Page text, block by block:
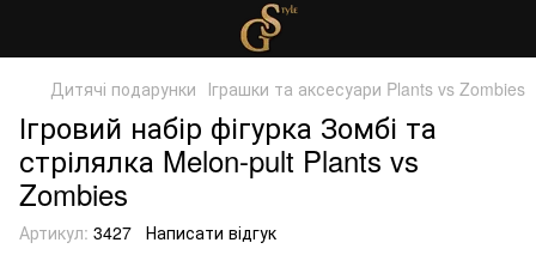
Дитячі подарунки Іграшки та аксесуари Plants vs Zombies
Ігровий набір фігурка Зомбі та
стрілялка Melon-pult Plants vs
Zombies
Артикул: 3427 Написати відгук